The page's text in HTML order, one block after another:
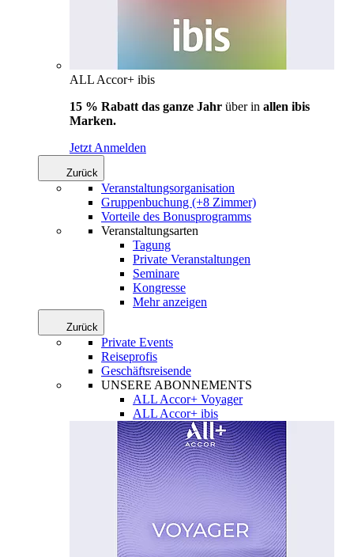
ALL Accor+ ibis
15 % Rabatt das ganze Jahr über in allen ibis
Marken.
Jetzt Anmelden
Zurück
Veranstaltungsorganisation
Gruppenbuchung (+8 Zimmer)
Vorteile des Bonusprogramms
Veranstaltungsarten
Tagung
Private Veranstaltungen
Seminare
Kongresse
Mehr anzeigen
Zurück
Private Events
Reiseprofis
Geschäftsreisende
UNSERE ABONNEMENTS
ALL Accor+ Voyager
ALL Accor+ ibis